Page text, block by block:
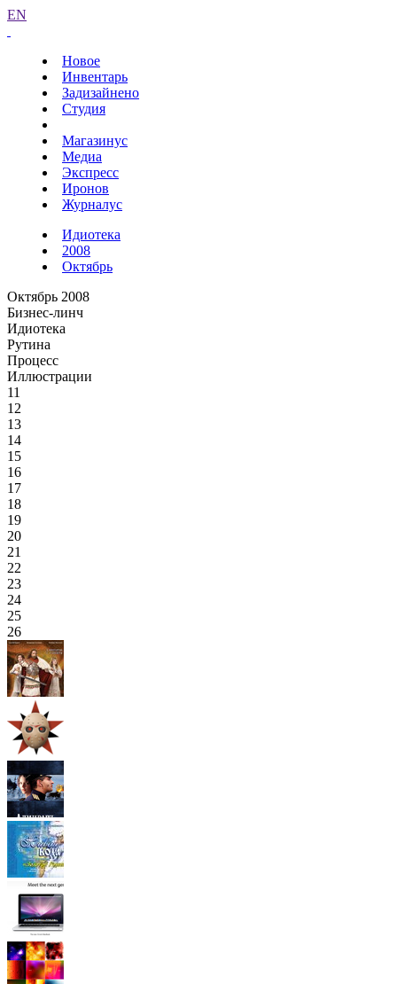
EN
Новое
Инвентарь
Задизайнено
Студия
Магазинус
Медиа
Экспресс
Иронов
Журналус
Идиотека
2008
Октябрь
Октябрь 2008
Бизнес-линч
Идиотека
Рутина
Процесс
Иллюстрации
11
12
13
14
15
16
17
18
19
20
21
22
23
24
25
26